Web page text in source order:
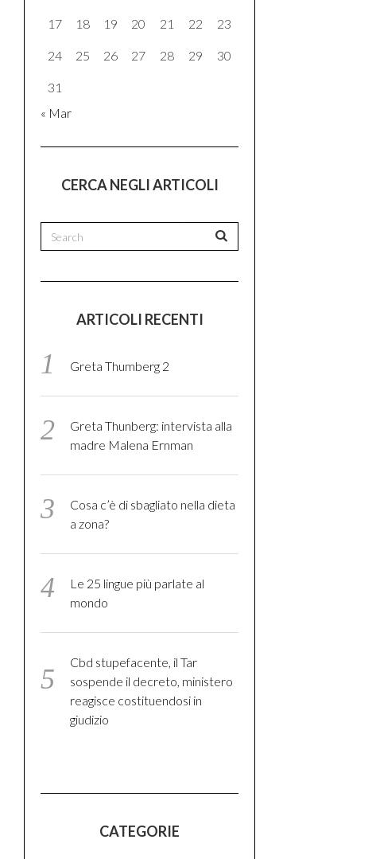
17 18 19 20 21 22 23
24 25 26 27 28 29 30
31
« Mar
CERCA NEGLI ARTICOLI
ARTICOLI RECENTI
Greta Thumberg 2
Greta Thunberg: intervista alla
madre Malena Ernman
Cosa c’è di sbagliato nella dieta
a zona?
Le 25 lingue più parlate al
mondo
Cbd stupefacente, il Tar
sospende il decreto, ministero
reagisce costituendosi in
giudizio
CATEGORIE